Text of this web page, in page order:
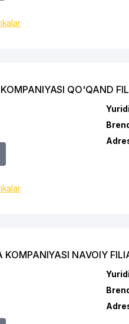
QO'QAND
NAVOIY